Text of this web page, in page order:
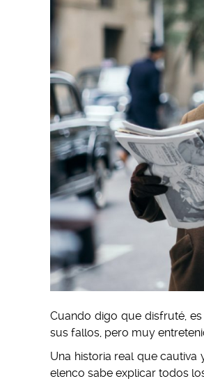
Cuando digo que disfruté,
sus fallos, pero muy
Una historia real que
elenco sabe explicar todos